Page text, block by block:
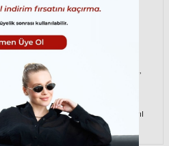
gösterim amaçlı olup
gönderim
ÇerçevesiLUNOR A5 226 03
şekli Oval, hammaddesi Asetat,
materyali ‘dir.
Çerçevesi %100 orijinal ve 2 yıl
tüm parça değişim ve tamir
ücretsiz olarak destek